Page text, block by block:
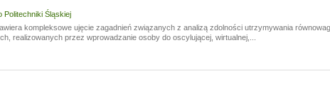
Politechniki Śląskiej
kompleksowe ujęcie zagadnień związanych z analizą zdolności utrzymywania
realizowanych przez wprowadzanie osoby do oscylującej, wirtualnej,...